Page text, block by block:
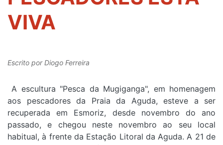
VIVA
Escrito porDiogo Ferreira
A escultura "Pesca da Mugiganga", em homenagem
aos pescadores da Praia da Aguda, esteve a ser
recuperada em Esmoriz, desde novembro do ano
passado, e chegou neste novembro ao seu local
habitual, à frente da Estação Litoral da Aguda. A 21 de